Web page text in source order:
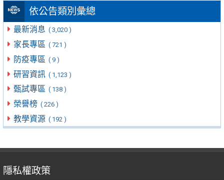
依公告類別彙總
最新消息 ( 3,020 )
家長專區 ( 721 )
防疫專區 ( 9 )
研習資訊 ( 1,123 )
甄試專區 ( 138 )
榮譽榜 ( 226 )
教學資源 ( 192 )
隱私權政策